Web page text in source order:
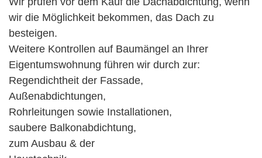
wir die Möglichkeit bekommen, das Dach zu
besteigen.
Weitere Kontrollen auf Baumängel an Ihrer
Eigentumswohnung führen wir durch zur:
Regendichtheit der Fassade,
Außenabdichtungen,
Rohrleitungen sowie Installationen,
saubere Balkonabdichtung,
zum Ausbau & der